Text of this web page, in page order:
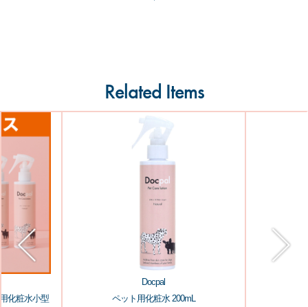
Related Items
化粧水小型
Docpal
ペット用化粧水 200mL